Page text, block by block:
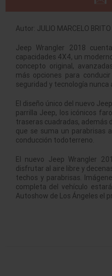
Autor: JULIO MARCELO BRITO
Jeep Wrangler 2018
capacidades 4X4, un
concepto original,
más opciones para
seguridad y tecnología nunca
El diseño único del nuevo
parrilla Jeep, los icónicos
traseras cuadradas, además
que se suma un parabrisas
conducción todoterreno.
El nuevo Jeep Wrangler
disfrutar al aire libre y
techos y parabrisas.
completa del vehículo
Autoshow de Los Ángeles el